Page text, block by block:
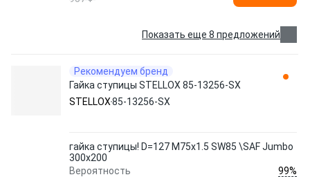
Показать еще 8 предложений
Рекомендуем бренд
Гайка ступицы STELLOX 85-13256-SX
STELLOX85-13256-SX
гайка ступицы! D=127 M75x1.5 SW85 \SAF Jumbo
300x200
Вероятность
99%